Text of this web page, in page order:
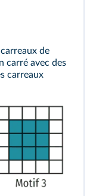
de
carré avec des
carreaux